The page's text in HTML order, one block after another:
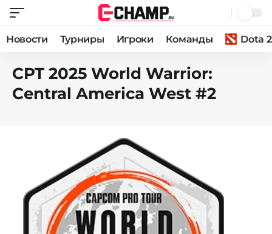
Новости Турниры Игроки Команды Dota 2
CPT 2025 World Warrior:
Central America West #2